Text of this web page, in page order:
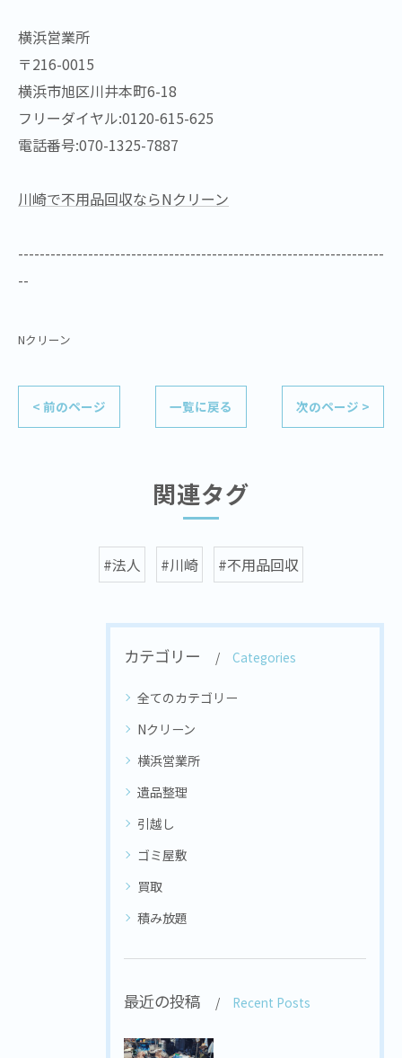
横浜営業所
〒216-0015
横浜市旭区川井本町6-18
フリーダイヤル:0120-615-625
電話番号:070-1325-7887
川崎で不用品回収ならNクリーン
--------------------------------------------------------------------
--
Nクリーン
< 前のページ 一覧に戻る 次のページ >
関連タグ
#法人 #川崎 #不用品回収
カテゴリー Categories
全てのカテゴリー
Nクリーン
横浜営業所
遺品整理
引越し
ゴミ屋敷
買取
積み放題
最近の投稿 Recent Posts